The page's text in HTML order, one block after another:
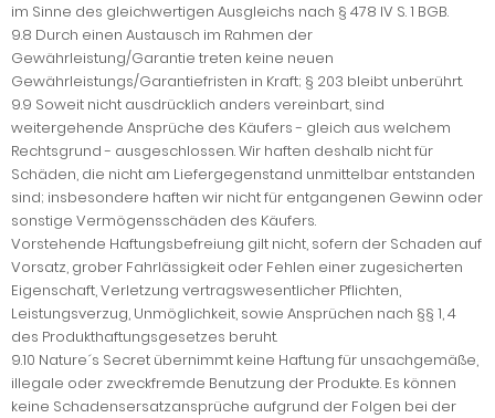
im Sinne des gleichwertigen Ausgleichs nach § 478 IV S. 1 BGB.
9.8 Durch einen Austausch im Rahmen der
Gewährleistung/Garantie treten keine neuen
Gewährleistungs/Garantiefristen in Kraft; § 203 bleibt unberührt.
9.9 Soweit nicht ausdrücklich anders vereinbart, sind
weitergehende Ansprüche des Käufers - gleich aus welchem
Rechtsgrund - ausgeschlossen. Wir haften deshalb nicht für
Schäden, die nicht am Liefergegenstand unmittelbar entstanden
sind; insbesondere haften wir nicht für entgangenen Gewinn oder
sonstige Vermögensschäden des Käufers.
Vorstehende Haftungsbefreiung gilt nicht, sofern der Schaden auf
Vorsatz, grober Fahrlässigkeit oder Fehlen einer zugesicherten
Eigenschaft, Verletzung vertragswesentlicher Pflichten,
Leistungsverzug, Unmöglichkeit, sowie Ansprüchen nach §§ 1, 4
des Produkthaftungsgesetzes beruht.
9.10 Nature´s Secret übernimmt keine Haftung für unsachgemäße,
illegale oder zweckfremde Benutzung der Produkte. Es können
keine Schadensersatzansprüche aufgrund der Folgen bei der